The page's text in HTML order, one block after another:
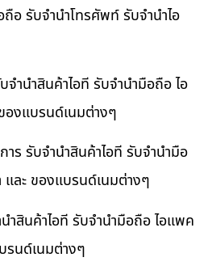
อ รับจำนำโทรศัพท์ รับจำนำไอ
ำนำสินค้าไอที รับจำนำมือถือ ไอ
องแบรนด์เนมต่างๆ
ร รับจำนำสินค้าไอที รับจำนำมือ
ละ ของแบรนด์เนมต่างๆ
ำสินค้าไอที รับจำนำมือถือ ไอแพค
รนด์เนมต่างๆ